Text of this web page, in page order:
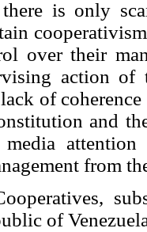
is only
over their
action of
of
and
from
of